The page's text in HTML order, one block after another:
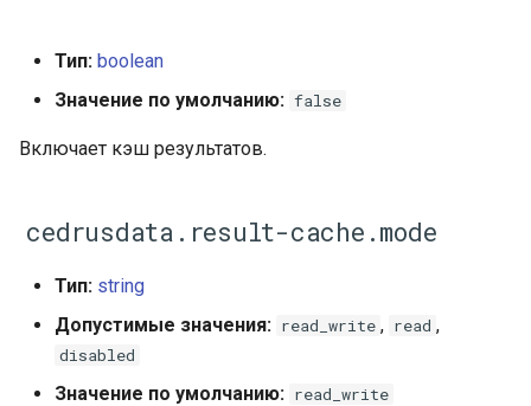
Тип: boolean
Значение по умолчанию: false
Включает кэш результатов.
cedrusdata.result-cache.mode
Тип: string
Допустимые значения: read_write , read ,
disabled
Значение по умолчанию: read_write